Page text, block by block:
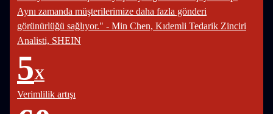
Aynı zamanda müşterilerimize daha fazla gönderi
görünürlüğü sağlıyor." - Min Chen, Kıdemli Tedarik Zinciri
Analisti, SHEIN
5X
Verimlilik artışı